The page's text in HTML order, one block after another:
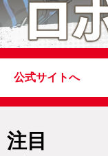
公式サイトへ
注目